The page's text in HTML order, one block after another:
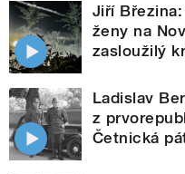
Jiří
ženy na
zasloužilý
Ladislav
z
Četnická